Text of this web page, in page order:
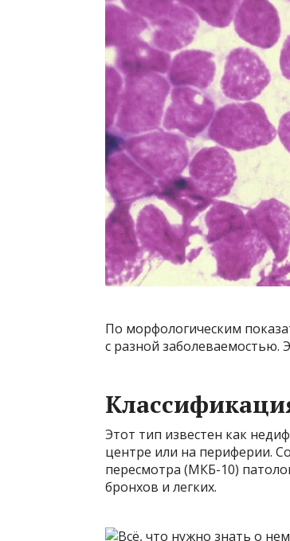
По морфологическим
с разной заболеваемостью.
Этот тип известен как
центре или на периферии.
пересмотра (МКБ-10)
бронхов и легких.